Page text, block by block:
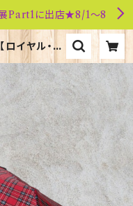
展Part1に出店★8/1～8
ロイヤル・ス
of Scotl
門店ブリテ
フ